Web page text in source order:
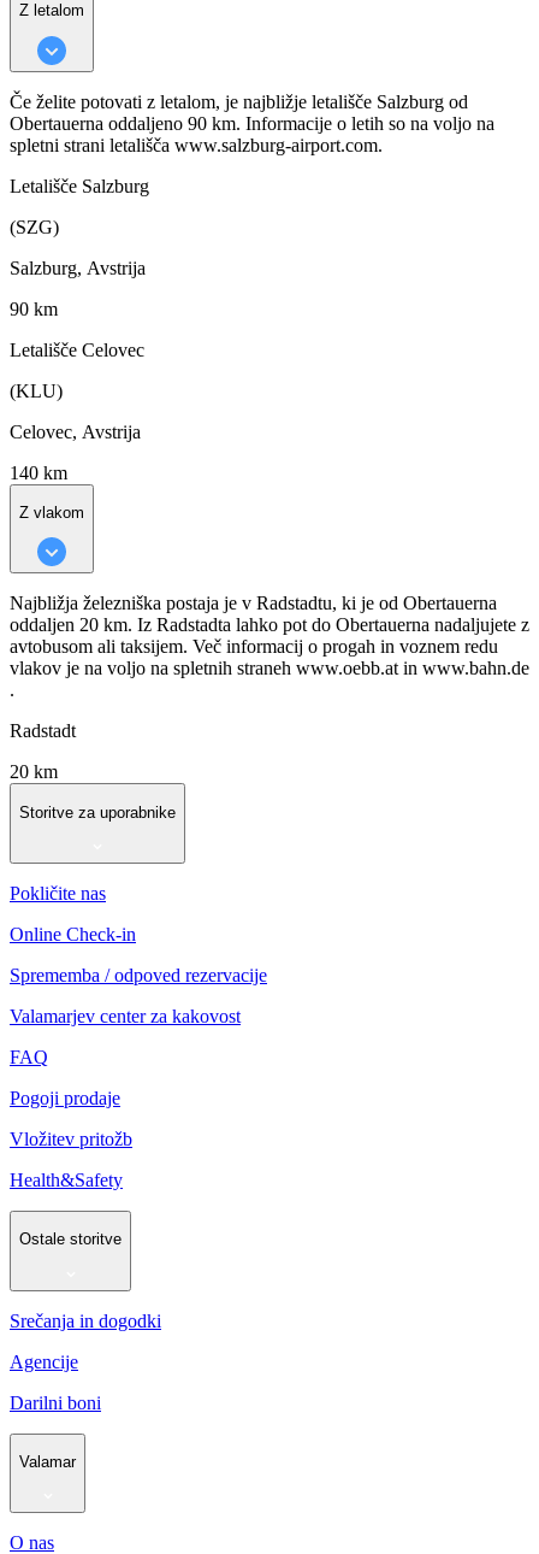
Z letalom
Če želite potovati z letalom, je najbližje letališče Salzburg od
Obertauerna oddaljeno 90 km. Informacije o letih so na voljo na
spletni strani letališča www.salzburg-airport.com.
Letališče Salzburg
(SZG)
Salzburg, Avstrija
90 km
Letališče Celovec
(KLU)
Celovec, Avstrija
140 km
Z vlakom
Najbližja železniška postaja je v Radstadtu, ki je od Obertauerna
oddaljen 20 km. Iz Radstadta lahko pot do Obertauerna nadaljujete z
avtobusom ali taksijem. Več informacij o progah in voznem redu
vlakov je na voljo na spletnih straneh www.oebb.at in www.bahn.de
.
Radstadt
20 km
Storitve za uporabnike
Pokličite nas
Online Check-in
Sprememba / odpoved rezervacije
Valamarjev center za kakovost
FAQ
Pogoji prodaje
Vložitev pritožb
Health&Safety
Ostale storitve
Srečanja in dogodki
Agencije
Darilni boni
Valamar
O nas